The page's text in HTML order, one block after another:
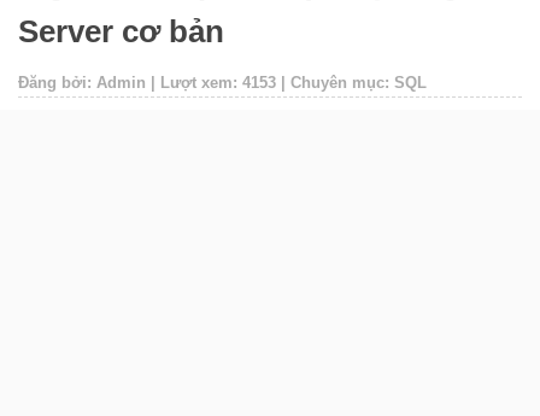
Server cơ bản
Đăng bởi: Admin | Lượt xem: 4153 | Chuyên mục: SQL